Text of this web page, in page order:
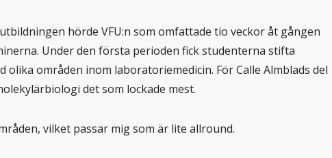
hörde VFU:n som omfattade tio veckor åt gången
Under den första perioden fick studenterna stifta
olika områden inom laboratoriemedicin. För Calle Almblads del
det som lockade mest.
vilket passar mig som är lite allround.